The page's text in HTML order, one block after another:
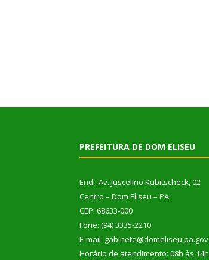
PREFEITURA DE DOM ELISEU
End.: Av. Juscelino Kubitscheck, 02
Centro – Dom Eliseu – PA
CEP: 68633-000
Fone: (94) 3335-2210
E-mail:
Horário de atendimento: 08h às 14h